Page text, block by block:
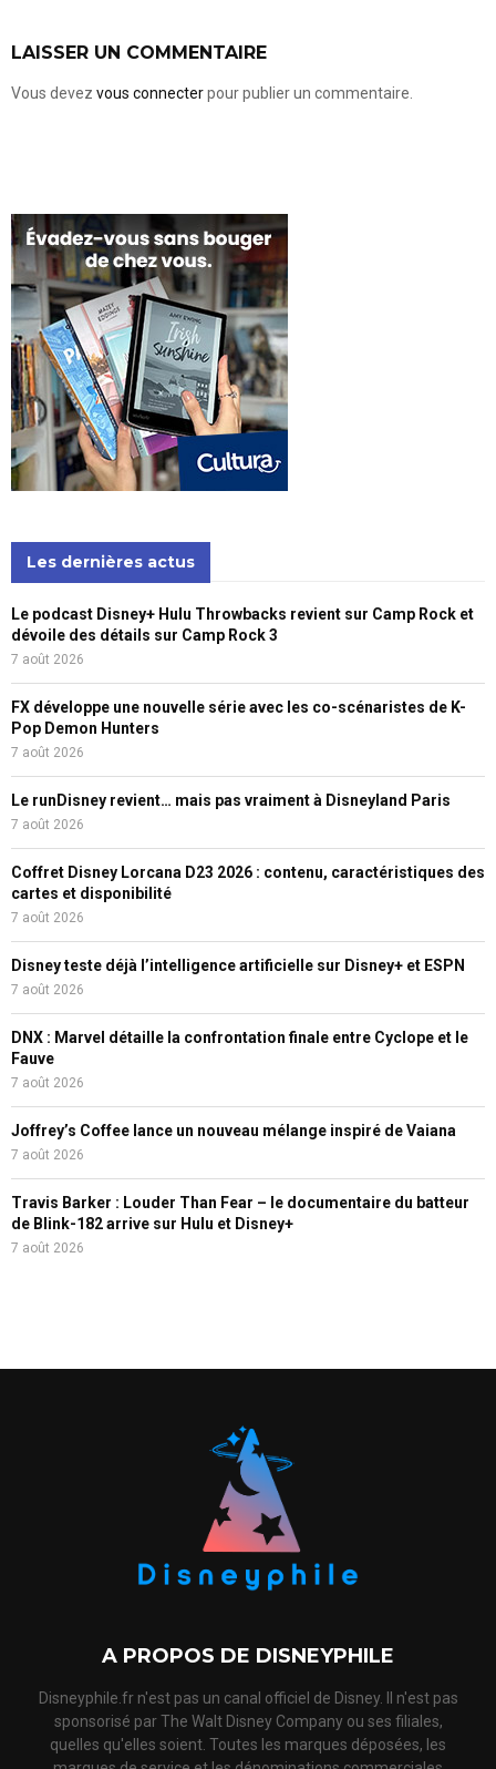
LAISSER UN COMMENTAIRE
Vous devez vous connecterpour publier un commentaire.
Les dernières actus
Le podcast Disney+ Hulu Throwbacks revient sur Camp Rock et
dévoile des détails sur Camp Rock 3
7 août 2026
FX développe une nouvelle série avec les co-scénaristes de K-
Pop Demon Hunters
7 août 2026
Le runDisney revient… mais pas vraiment à Disneyland Paris
7 août 2026
Coffret Disney Lorcana D23 2026 : contenu, caractéristiques des
cartes et disponibilité
7 août 2026
Disney teste déjà l’intelligence artificielle sur Disney+ et ESPN
7 août 2026
DNX : Marvel détaille la confrontation finale entre Cyclope et le
Fauve
7 août 2026
Joffrey’s Coffee lance un nouveau mélange inspiré de Vaiana
7 août 2026
Travis Barker : Louder Than Fear – le documentaire du batteur
de Blink-182 arrive sur Hulu et Disney+
7 août 2026
A PROPOS DE DISNEYPHILE
Disneyphile.fr n'est pas un canal officiel de Disney. Il n'est pas
sponsorisé par The Walt Disney Company ou ses filiales,
quelles qu'elles soient. Toutes les marques déposées, les